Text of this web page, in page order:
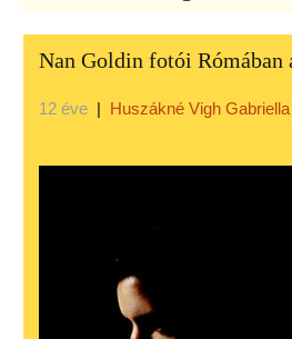
Nan Goldin fotói Rómában
12 éve | Huszákné Vigh Gabriella